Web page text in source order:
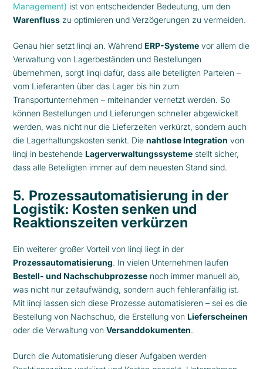
Management) ist von entscheidender Bedeutung, um den
Warenfluss zu optimieren und Verzögerungen zu vermeiden.
Genau hier setzt linqi an. Während ERP-Systeme vor allem die
Verwaltung von Lagerbeständen und Bestellungen
übernehmen, sorgt linqi dafür, dass alle beteiligten Parteien –
vom Lieferanten über das Lager bis hin zum
Transportunternehmen – miteinander vernetzt werden. So
können Bestellungen und Lieferungen schneller abgewickelt
werden, was nicht nur die Lieferzeiten verkürzt, sondern auch
die Lagerhaltungskosten senkt. Dienahtlose Integration von
linqi in bestehende Lagerverwaltungssysteme stellt sicher,
dass alle Beteiligten immer auf dem neuesten Stand sind.
5. Prozessautomatisierung in der
Logistik: Kosten senken und
Reaktionszeiten verkürzen
Ein weiterer großer Vorteil von linqi liegt in der
Prozessautomatisierung. In vielen Unternehmen laufen
Bestell- und Nachschubprozesse noch immer manuell ab,
was nicht nur zeitaufwändig, sondern auch fehleranfällig ist.
Mit linqi lassen sich diese Prozesse automatisieren – sei es die
Bestellung von Nachschub, die Erstellung von Lieferscheinen
oder die Verwaltung vonVersanddokumenten.
Durch die Automatisierung dieser Aufgaben werden